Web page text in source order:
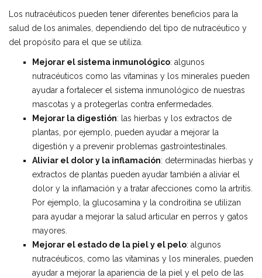
Los nutracéuticos pueden tener diferentes beneficios para la
salud de los animales, dependiendo del tipo de nutracéutico y
del propósito para el que se utiliza.
Mejorar el sistema inmunológico: algunos
nutracéuticos como las vitaminas y los minerales pueden
ayudar a fortalecer el sistema inmunológico de nuestras
mascotas y a protegerlas contra enfermedades.
Mejorar la digestión: las hierbas y los extractos de
plantas, por ejemplo, pueden ayudar a mejorar la
digestión y a prevenir problemas gastrointestinales.
Aliviar el dolor y la inflamación: determinadas hierbas y
extractos de plantas pueden ayudar también a aliviar el
dolor y la inflamación y a tratar afecciones como la artritis.
Por ejemplo, la glucosamina y la condroitina se utilizan
para ayudar a mejorar la salud articular en perros y gatos
mayores.
Mejorar el estado de la piel y el pelo: algunos
nutracéuticos, como las vitaminas y los minerales, pueden
ayudar a mejorar la apariencia de la piel y el pelo de las